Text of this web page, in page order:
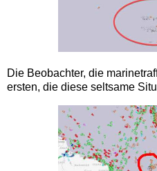
Die Beobachter, die
ersten, die diese seltsame